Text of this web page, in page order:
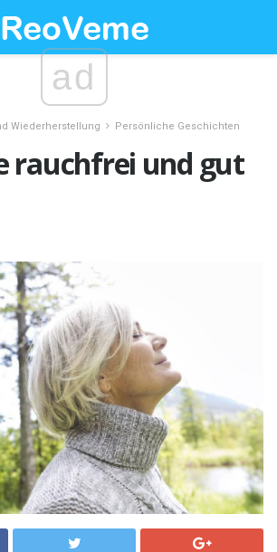
ad
Wiederherstellung Persönliche Geschichten
rauchfrei und gut